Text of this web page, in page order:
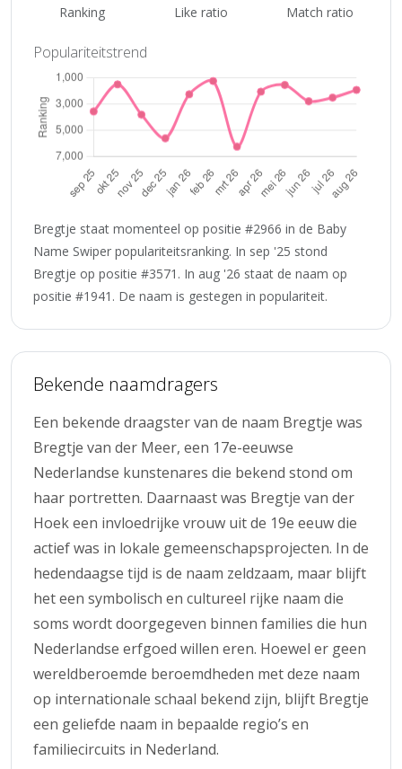
Ranking Like ratio Match ratio
Populariteitstrend
Bregtje staat momenteel op positie #2966 in de Baby
Name Swiper populariteitsranking. In sep '25 stond
Bregtje op positie #3571. In aug '26 staat de naam op
positie #1941. De naam is gestegen in populariteit.
Bekende naamdragers
Een bekende draagster van de naam Bregtje was
Bregtje van der Meer, een 17e-eeuwse
Nederlandse kunstenares die bekend stond om
haar portretten. Daarnaast was Bregtje van der
Hoek een invloedrijke vrouw uit de 19e eeuw die
actief was in lokale gemeenschapsprojecten. In de
hedendaagse tijd is de naam zeldzaam, maar blijft
het een symbolisch en cultureel rijke naam die
soms wordt doorgegeven binnen families die hun
Nederlandse erfgoed willen eren. Hoewel er geen
wereldberoemde beroemdheden met deze naam
op internationale schaal bekend zijn, blijft Bregtje
een geliefde naam in bepaalde regio’s en
familiecircuits in Nederland.